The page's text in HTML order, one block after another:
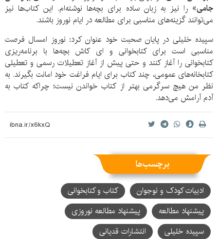
جامی» را نیز به زبان ساده برای بچه‌ها نوشته‌ام. این کتاب‌ها نیز
می‌توانند گزینه‌های مناسبی برای مطالعه در ایام نوروز باشند.
سپیده خلیلی در پایان صحبت خود عنوان کرد: نوروز امسال فرصت
مناسبی است برای کتابخوانی و ای کاش بچه‌ها با برنامه‌ریزی
کتابخوانی را آغاز کنند و حتی پیش از آغاز تعطیلات رسمی و تعطیلی
کتابخانه‌های عمومی، چند کتاب برای ایام فراغت خود امانت بگیرند. به
نظر من هیچ سرگرمی بهتر از کتاب خواندن نیست؛ چراکه کتاب به
آدم آرامش می‌دهد.
برچسب‌ها
ادبیات کودک و نوجوان
کتاب و کتابخوانی
پیشنهاد مطالعه
پیشنهاد مطالعه نوروزی
سپیده خلیلی
انتشارات قدیانی